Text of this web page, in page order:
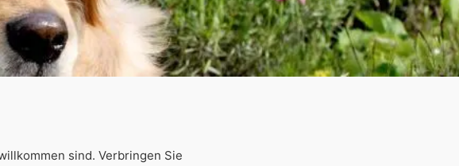
sind. Verbringen Sie